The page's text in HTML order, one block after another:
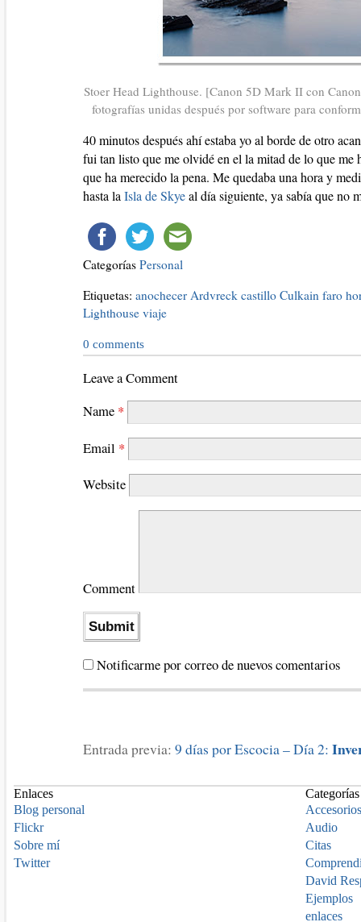
Stoer Head Lighthouse. [Canon 5D Mark II con
fotografías unidas después por software para
40 minutos después ahí estaba yo al borde de otro
fui tan listo que me olvidé en el la mitad de lo que
que ha merecido la pena. Me quedaba una hora y
hasta la Isla de Skyeal día siguiente, ya sabía que no
Categorías Personal
Etiquetas: anochecer Ardvreck castillo Culkain faro
Lighthouse viaje
0 comments
Leave a Comment
Name *
Email *
Website
Comment
Notificarme por correo de nuevos comentarios
Entrada previa: 9 días por Escocia – Día 2:
Enlaces
Blog personal
Flickr
Sobre mí
Twitter
Categorías
Accesorios
Audio
Citas
David
Ejemplos
enlaces